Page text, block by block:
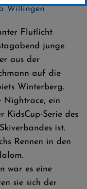
Willingen
Flutlicht
junge
aus der
auf die
Winterberg.
Nightrace, ein
KidsCup-Serie des
ist.
Rennen in den
war es eine
sie sich der